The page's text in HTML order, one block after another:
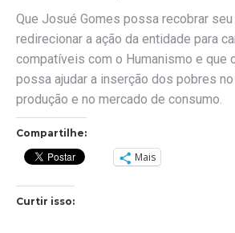
Que Josué Gomes possa recobrar seu
redirecionar a ação da entidade para
compatíveis com o Humanismo e que
possa ajudar a inserção dos pobres
produção e no mercado de consumo.
Compartilhe:
Mais
Curtir isso: